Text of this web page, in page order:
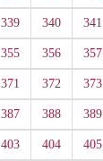
339 340 341
355 356 357
371 372 373
387 388 389
403 404 405